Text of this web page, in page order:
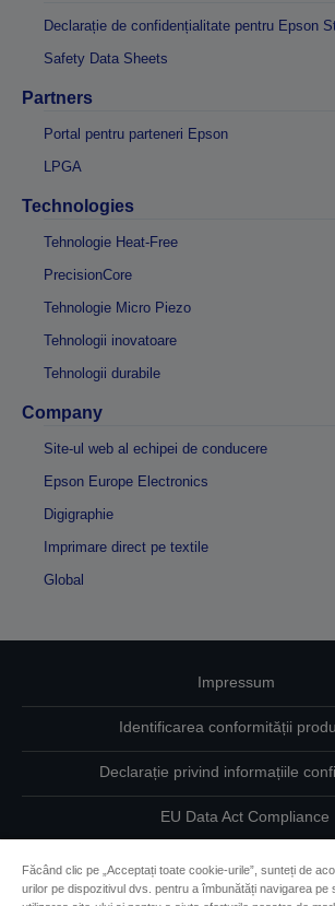
Declarație de confidențialitate pentru Epson
Safety Data Sheets
Partners
Portal pentru parteneri Epson
LPGA
Technologies
Tehnologie Heat-Free
PrecisionCore
Tehnologie Micro Piezo
Tehnologii inovatoare
Tehnologii durabile
Company
Site-ul web al echipei de conducere
Epson Europe Electronics
Digigraphie
Imprimare direct pe textile
Global
Impressum
Identificarea conformității
Declarație privind informațiile
EU Data Act Compliance
Făcând clic pe „Acceptați toate cookie-urile”, sunteți de
urilor pe dispozitivul dvs. pentru a îmbunătăți navigarea pe